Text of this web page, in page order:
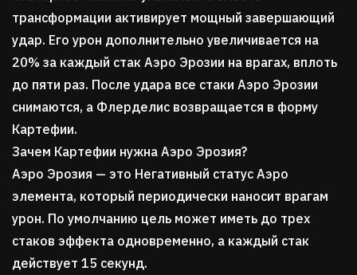
трансформации активирует мощный завершающий
удар. Его урон дополнительно увеличивается на
20% за каждый стак Аэро Эрозии на врагах, вплоть
до пяти раз. После удара все стаки Аэро Эрозии
снимаются, а Флерделис возвращается в форму
Картефии.
Зачем Картефии нужна Аэро Эрозия?
Аэро Эрозия — это Негативный статус Аэро
элемента, который периодически наносит врагам
урон. По умолчанию цель может иметь до трех
стаков эффекта одновременно, а каждый стак
действует 15 секунд.